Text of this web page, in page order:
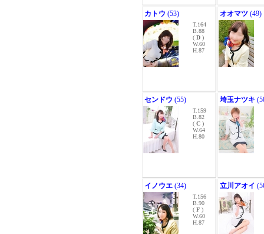
カトウ (53)
T.164
B.88
( D )
W.60
H.87
オオマツ (49)
センドウ (55)
T.159
B.82
( C )
W.64
H.80
埼玉ナツキ
イノウエ (34)
T.156
B.90
( F )
W.60
H.87
立川アオイ